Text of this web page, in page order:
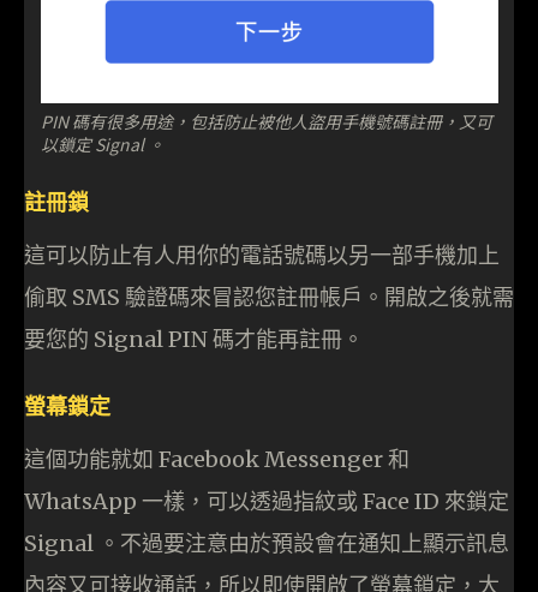
PIN 碼有很多用途，包括防止被他人盜用手機號碼註冊，又可
以鎖定 Signal 。
註冊鎖
這可以防止有人用你的電話號碼以另一部手機加上
偷取 SMS 驗證碼來冒認您註冊帳戶。開啟之後就需
要您的 Signal PIN 碼才能再註冊。
螢幕鎖定
這個功能就如 Facebook Messenger 和
WhatsApp 一樣，可以透過指紋或 Face ID 來鎖定
Signal 。不過要注意由於預設會在通知上顯示訊息
內容又可接收通話，所以即使開啟了螢幕鎖定，大